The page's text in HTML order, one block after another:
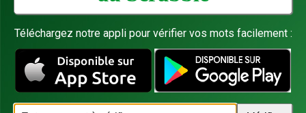
Téléchargez notre appli pour vérifier vos mots facilement :